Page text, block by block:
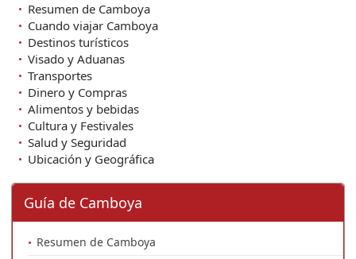
Resumen de Camboya
Cuando viajar Camboya
Destinos turísticos
Visado y Aduanas
Transportes
Dinero y Compras
Alimentos y bebidas
Cultura y Festivales
Salud y Seguridad
Ubicación y Geográfica
Guía de Camboya
Resumen de Camboya